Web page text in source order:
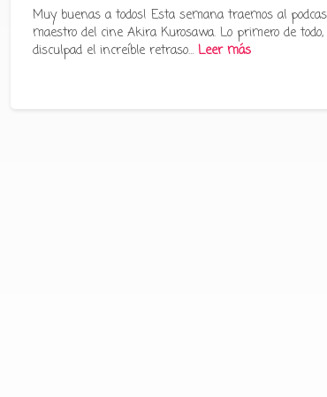
Muy buenas a todos! Esta semana traemos al
maestro del cine Akira Kurosawa. Lo primero de todo,
disculpad el increíble retraso…Leer más